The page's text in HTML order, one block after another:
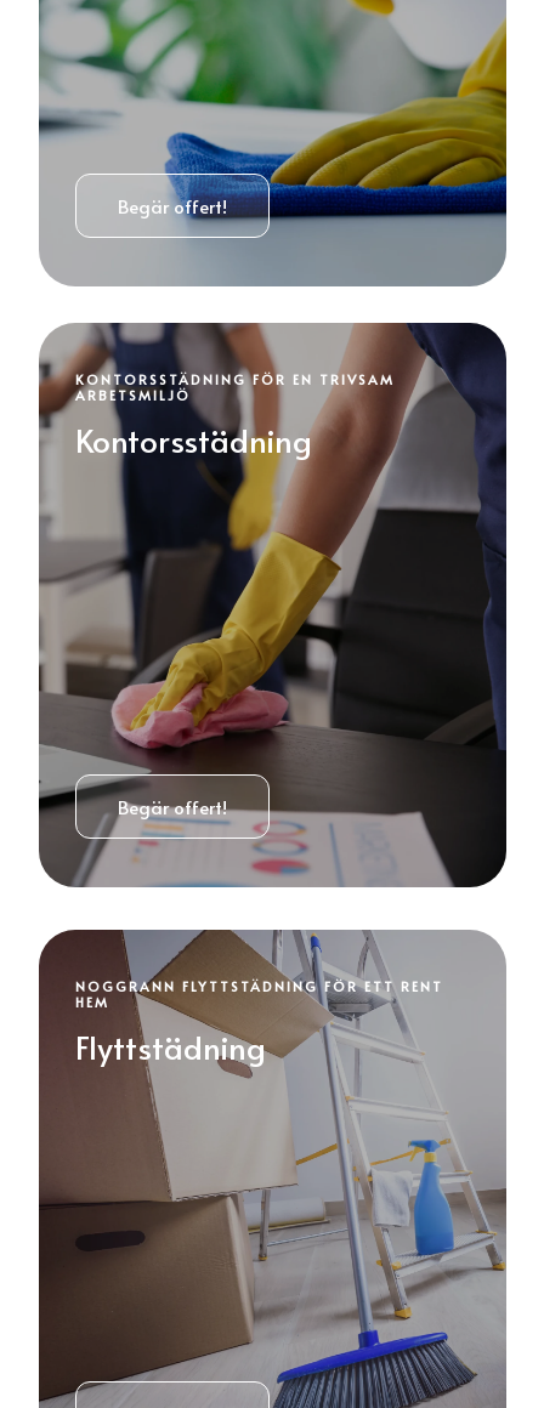
Begär offert!
KONTORSSTÄDNING FÖR EN TRIVSAM
ARBETSMILJÖ
Kontorsstädning
Begär offert!
NOGGRANN FLYTTSTÄDNING FÖR ETT RENT
HEM
Flyttstädning